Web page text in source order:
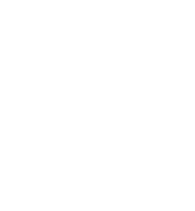
Consistorio no hace
articulada por la
sanción es de una
La ZBE entrará en vigor
un perímetro de acceso
Solamente podrán
vehículos que posean
cuenten con